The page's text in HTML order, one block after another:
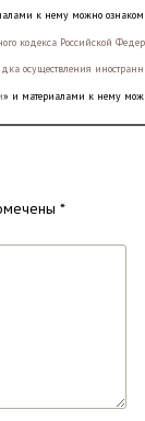
к нему можно
кодекса Российской
осуществления
» и материалами к нему
*